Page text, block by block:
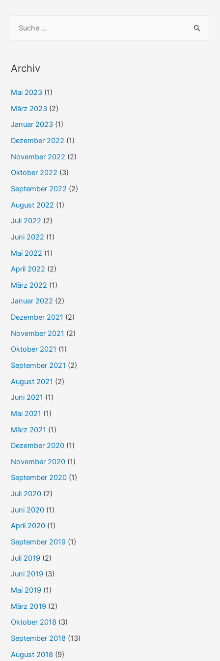
h
n
n
a
c
Archiv
Mai 2023 (1)
März 2023 (2)
Januar 2023 (1)
Dezember 2022 (1)
November 2022 (2)
Oktober 2022 (3)
September 2022 (2)
August 2022 (1)
Juli 2022 (2)
Juni 2022 (1)
Mai 2022 (1)
April 2022 (2)
März 2022 (1)
Januar 2022 (2)
Dezember 2021 (2)
November 2021 (2)
Oktober 2021 (1)
September 2021 (2)
August 2021 (2)
Juni 2021 (1)
Mai 2021 (1)
März 2021 (1)
Dezember 2020 (1)
November 2020 (1)
September 2020 (1)
Juli 2020 (2)
Juni 2020 (1)
April 2020 (1)
September 2019 (1)
Juli 2019 (2)
Juni 2019 (3)
Mai 2019 (1)
März 2019 (2)
Oktober 2018 (3)
September 2018 (13)
August 2018 (9)